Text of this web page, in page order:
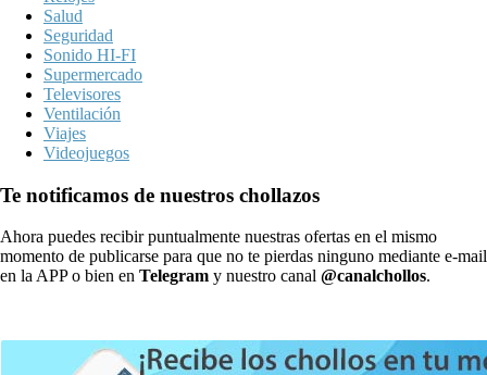
Salud
Seguridad
Sonido HI-FI
Supermercado
Televisores
Ventilación
Viajes
Videojuegos
Te notificamos de nuestros chollazos
Ahora puedes recibir puntualmente nuestras ofertas en el mismo
momento de publicarse para que no te pierdas ninguno mediante e-mail
en la APP o bien en Telegram y nuestro canal @canalchollos.